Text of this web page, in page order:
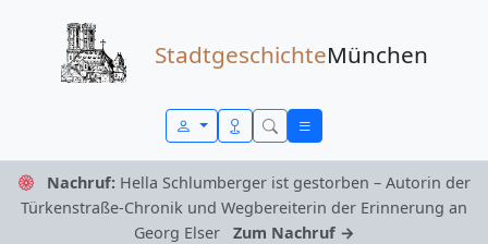
StadtgeschichteMünchen
Nachruf: Hella Schlumberger ist gestorben – Autorin der
Türkenstraße-Chronik und Wegbereiterin der Erinnerung an
Georg Elser
Zum Nachruf →